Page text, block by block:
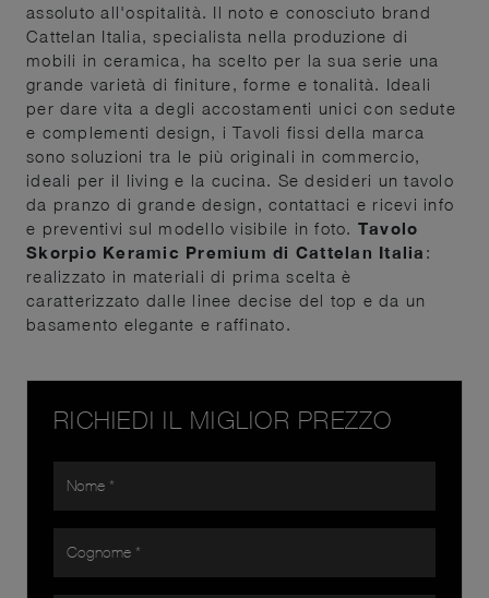
assoluto all'ospitalità. Il noto e conosciuto brand
Cattelan Italia, specialista nella produzione di
mobili in ceramica, ha scelto per la sua serie una
grande varietà di finiture, forme e tonalità. Ideali
per dare vita a degli accostamenti unici con sedute
e complementi design, i Tavoli fissi della marca
sono soluzioni tra le più originali in commercio,
ideali per il living e la cucina. Se desideri un tavolo
da pranzo di grande design, contattaci e ricevi info
e preventivi sul modello visibile in foto. Tavolo
Skorpio Keramic Premium di Cattelan Italia :
realizzato in materiali di prima scelta è
caratterizzato dalle linee decise del top e da un
basamento elegante e raffinato.
RICHIEDI IL MIGLIOR PREZZO